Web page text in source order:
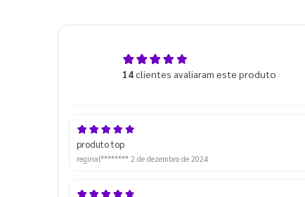
14clientes avaliaram este produto
produto top
reginal******** 2 de dezembro de 2024